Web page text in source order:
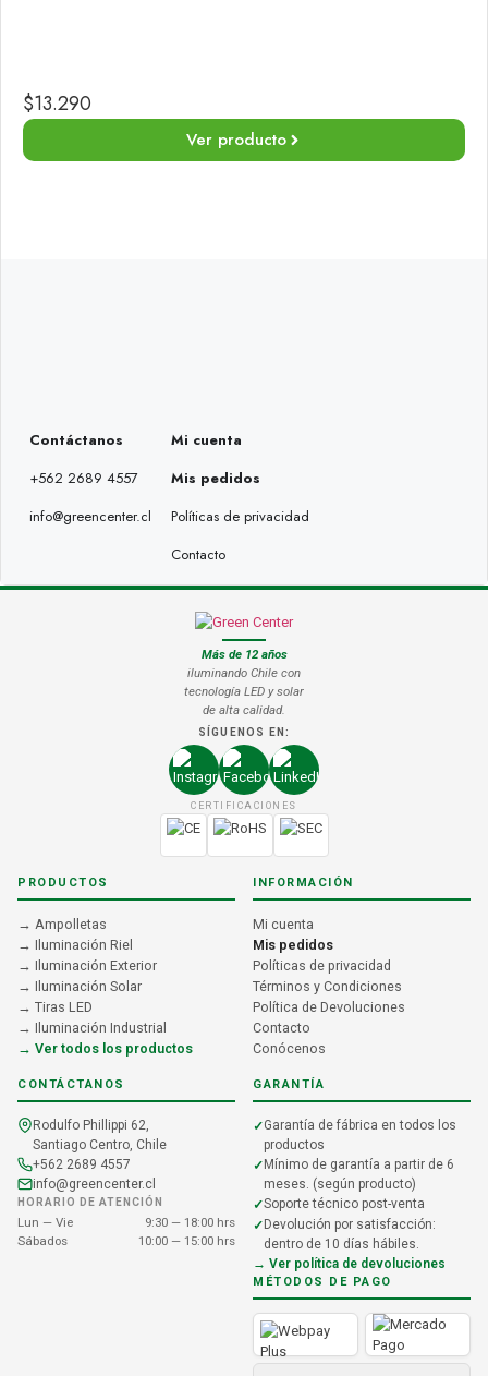
$13.290
Ver producto
Contáctanos
+562 2689 4557
info@greencenter.cl
Mi cuenta
Mis pedidos
Políticas de privacidad
Contacto
Más de 12 años
iluminando Chile con
tecnología LED y solar
de alta calidad.
SÍGUENOS EN:
CERTIFICACIONES
PRODUCTOS
→ Ampolletas
→ Iluminación Riel
→ Iluminación Exterior
→ Iluminación Solar
→ Tiras LED
→ Iluminación Industrial
→ Ver todos los productos
INFORMACIÓN
Mi cuenta
Mis pedidos
Políticas de privacidad
Términos y Condiciones
Política de Devoluciones
Contacto
Conócenos
CONTÁCTANOS
Rodulfo Phillippi 62,
Santiago Centro, Chile
+562 2689 4557
info@greencenter.cl
HORARIO DE ATENCIÓN
Lun — Vie
9:30 — 18:00 hrs
Sábados
10:00 — 15:00 hrs
GARANTÍA
Garantía de fábrica en todos los
productos
Mínimo de garantía a partir de 6
meses. (según producto)
Soporte técnico post-venta
Devolución por satisfacción:
dentro de 10 días hábiles.
→ Ver política de devoluciones
MÉTODOS DE PAGO